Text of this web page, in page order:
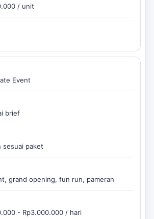
/ unit
Event
brief
sesuai paket
grand opening, fun run, pameran
- Rp3.000.000 / hari